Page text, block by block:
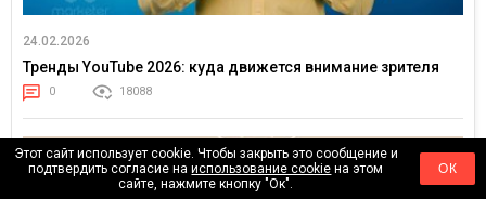
24.02.2026
Тренды YouTube 2026: куда движется внимание зрителя
0 18088
Этот сайт использует cookie. Чтобы закрыть это сообщение и
подтвердить согласие наиспользование cookie на этом
сайте, нажмите кнопку "Ок".
ОК